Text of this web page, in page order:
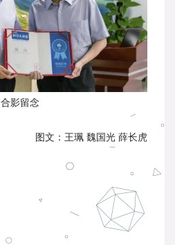
合影留念
图文：王珮 魏国光 薛长虎